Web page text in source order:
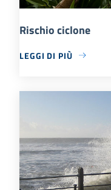
Rischio ciclone
LEGGI DI PIÙ